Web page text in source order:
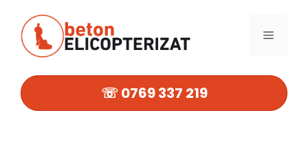
conținut
MENIU
☏ 0769 337 219